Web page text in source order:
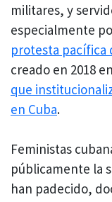
militares, y
especialmente
protesta pacífica
creado en 2018
que
en Cuba.
Feministas
públicamente la
han padecido,